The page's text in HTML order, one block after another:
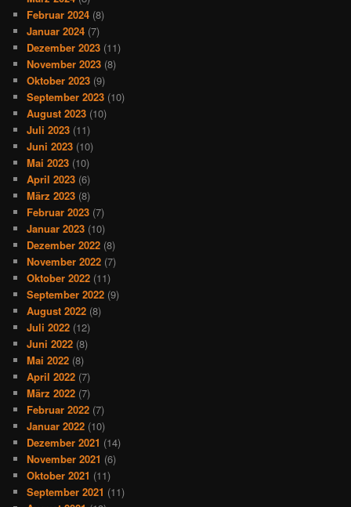
Februar 2024 (8)
Januar 2024 (7)
Dezember 2023 (11)
November 2023 (8)
Oktober 2023 (9)
September 2023 (10)
August 2023 (10)
Juli 2023 (11)
Juni 2023 (10)
Mai 2023 (10)
April 2023 (6)
März 2023 (8)
Februar 2023 (7)
Januar 2023 (10)
Dezember 2022 (8)
November 2022 (7)
Oktober 2022 (11)
September 2022 (9)
August 2022 (8)
Juli 2022 (12)
Juni 2022 (8)
Mai 2022 (8)
April 2022 (7)
März 2022 (7)
Februar 2022 (7)
Januar 2022 (10)
Dezember 2021 (14)
November 2021 (6)
Oktober 2021 (11)
September 2021 (11)